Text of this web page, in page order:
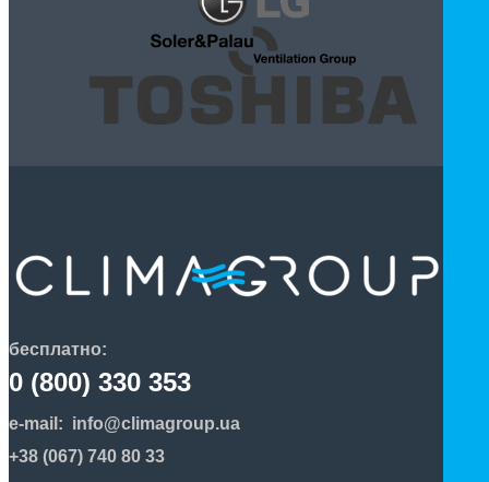
бесплатно:
0 (800) 330 353
e-mail: info@climagroup.ua
+38 (067) 740 80 33